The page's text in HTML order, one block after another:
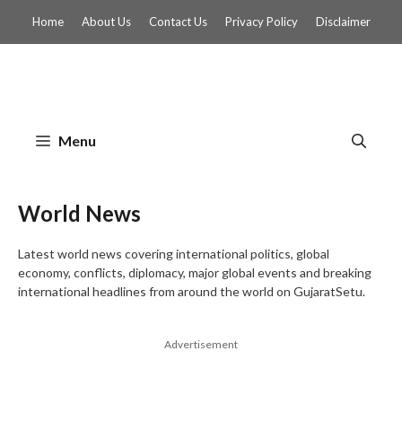
content
Home About Us Contact Us Privacy Policy Disclaimer
Menu
World News
Latest world news covering international politics, global
economy, conflicts, diplomacy, major global events and breaking
international headlines from around the world on GujaratSetu.
Advertisement